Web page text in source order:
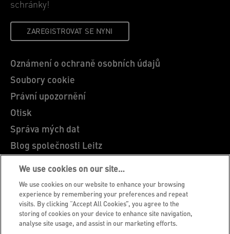
schránky!
ZAREGISTROVAT SE NYNI
Oznámení o ochraně osobních údajů
Soubory cookie
Právní upozornění
Otisk
Správa mých dat
Blog společnosti Leitz
Kariéra
Leitz EasyPrint
Zákaznická podpora
Pokyny pro recyklaci obalů
Záruční podmínky
We use cookies on our site…
We use cookies on our website to enhance your browsing
experience by remembering your preferences and repeat
visits. By clicking “Accept All Cookies”, you agree to the
storing of cookies on your device to enhance site navigation,
analyse site usage, and assist in our marketing efforts.